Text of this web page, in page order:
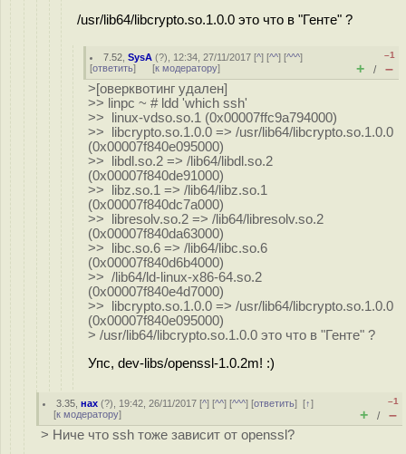
/usr/lib64/libcrypto.so.1.0.0 это что в "Генте" ?
7.52 ,SysA (?), 12:34, 27/11/2017 [^] [^^] [^^^]
[ответить] [к модератору]
–1
+ / –
>[оверквотинг удален]
>> linpc ~ # ldd 'which ssh'
>> linux-vdso.so.1 (0x00007ffc9a794000)
>> libcrypto.so.1.0.0 => /usr/lib64/libcrypto.so.1.0.0
(0x00007f840e095000)
>> libdl.so.2 => /lib64/libdl.so.2
(0x00007f840de91000)
>> libz.so.1 => /lib64/libz.so.1
(0x00007f840dc7a000)
>> libresolv.so.2 => /lib64/libresolv.so.2
(0x00007f840da63000)
>> libc.so.6 => /lib64/libc.so.6
(0x00007f840d6b4000)
>> /lib64/ld-linux-x86-64.so.2
(0x00007f840e4d7000)
>> libcrypto.so.1.0.0 => /usr/lib64/libcrypto.so.1.0.0
(0x00007f840e095000)
> /usr/lib64/libcrypto.so.1.0.0 это что в "Генте" ?
Упс, dev-libs/openssl-1.0.2m! :)
3.35 ,нах (?), 19:42, 26/11/2017 [^] [^^] [^^^] [ответить][↑]
[к модератору]
–1
+ / –
> Ниче что ssh тоже зависит от openssl?